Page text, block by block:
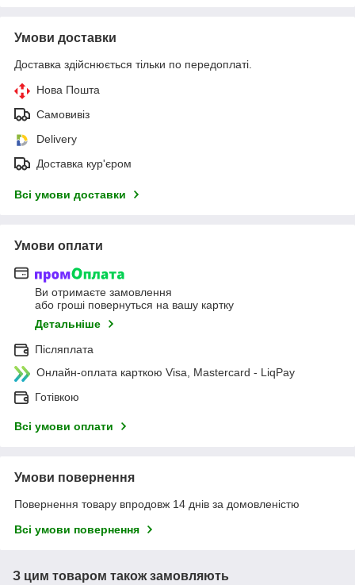
Умови доставки
Доставка здійснюється тільки по передоплаті.
Нова Пошта
Самовивіз
Delivery
Доставка кур'єром
Всі умови доставки
Умови оплати
Ви отримаєте замовлення
або гроші повернуться на вашу картку
Детальніше
Післяплата
Онлайн-оплата карткою Visa, Mastercard - LiqPay
Готівкою
Всі умови оплати
Умови повернення
Повернення товару впродовж 14 днів за домовленістю
Всі умови повернення
З цим товаром також замовляють